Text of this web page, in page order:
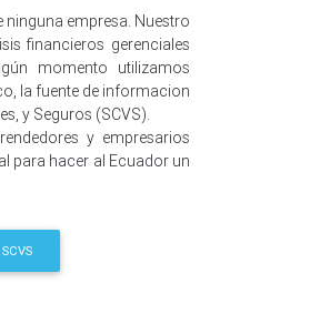
empresa. Nuestro
financieros gerenciales
momento utilizamos
la fuente de informacion
y Seguros (SCVS).
y empresarios
para hacer al Ecuador un